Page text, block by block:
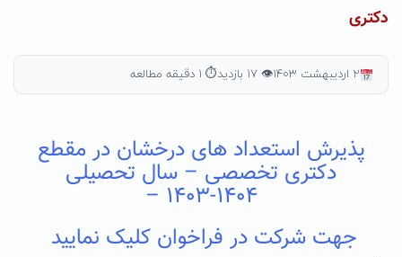
دکتری
۲ اردیبهشت ۱۴۰۳ 👁 ۱۷ بازدید ⏱ ۱ دقیقه مطالعه
پذیرش استعداد های درخشان در مقطع
دکتری تخصصی – سال تحصیلی
۱۴۰۴-۱۴۰۳ –
جهت شرکت در فراخوان کلیک نمایید